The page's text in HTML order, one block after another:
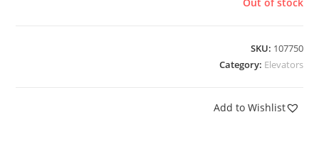
SKU: 107750
Category: Elevators
Add to Wishlist